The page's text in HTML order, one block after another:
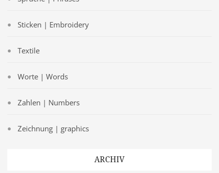
Sticken | Embroidery
Textile
Worte | Words
Zahlen | Numbers
Zeichnung | graphics
ARCHIV